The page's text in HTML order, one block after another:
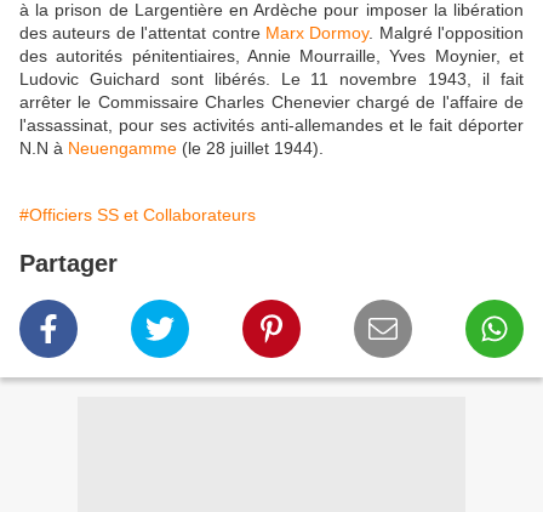
à la prison de Largentière en Ardèche pour imposer la libération
des auteurs de l'attentat contre Marx Dormoy. Malgré l'opposition
des autorités pénitentiaires, Annie Mourraille, Yves Moynier, et
Ludovic Guichard sont libérés. Le 11 novembre 1943, il fait
arrêter le Commissaire Charles Chenevier chargé de l'affaire de
l'assassinat, pour ses activités anti-allemandes et le fait déporter
N.N à Neuengamme (le 28 juillet 1944).
#Officiers SS et Collaborateurs
Partager